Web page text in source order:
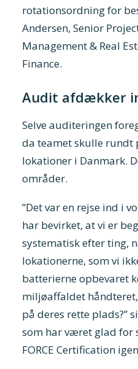
rotationsordning for
Andersen, Senior
Management & Real
Finance.
Audit afdækker
Selve auditeringen
da teamet skulle rundt
lokationer i Danmark.
områder.
”Det var en rejse ind i
har bevirket, at vi er
systematisk efter ting,
lokationerne, som vi
batterierne opbevaret
miljøaffaldet
på deres rette plads?”
som har været glad for
FORCE Certification